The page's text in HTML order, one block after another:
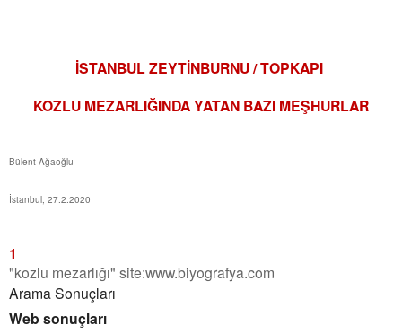
İSTANBUL ZEYTİNBURNU / TOPKAPI
KOZLU MEZARLIĞINDA YATAN BAZI MEŞHURLAR
Bülent Ağaoğlu
İstanbul, 27.2.2020
1
"kozlu mezarlığı" site:www.biyografya.com
Arama Sonuçları
Web sonuçları